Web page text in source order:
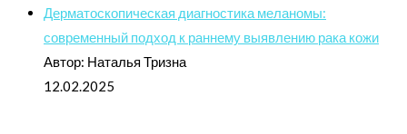
Дерматоскопическая диагностика меланомы:
современный подход к раннему выявлению рака кожи
Автор: Наталья Тризна
12.02.2025